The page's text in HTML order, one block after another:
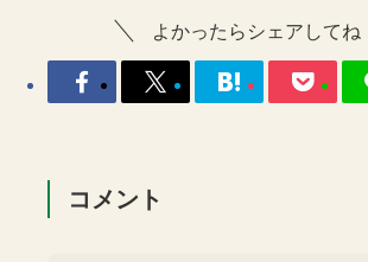
よかったらシェアしてね
コメント